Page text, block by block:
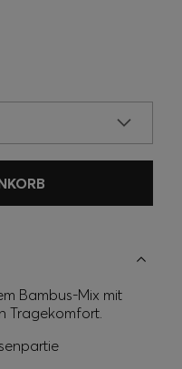
Bambus-Mix mit
Tragekomfort.